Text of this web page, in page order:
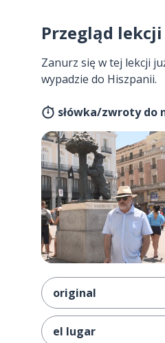
Przegląd lekcji
Zanurz się w tej lekcji
wypadzie do Hiszpanii.
słówka/zwroty do
original
el lugar